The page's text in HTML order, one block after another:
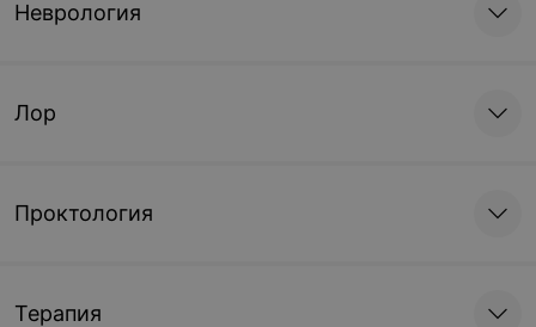
Неврология
Лор
Проктология
Терапия